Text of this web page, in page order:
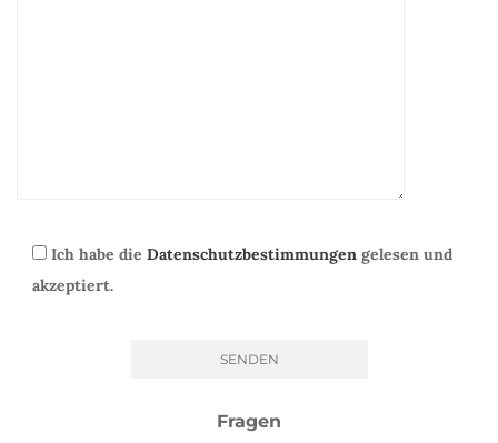
Ich habe die Datenschutzbestimmungen gelesen und
akzeptiert.
Fragen